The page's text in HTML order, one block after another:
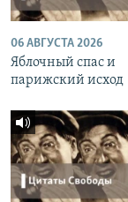
06 АВГУСТА 2026
Яблочный спас и
парижский исход